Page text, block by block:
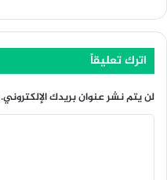
اترك تعليقاً
لن يتم نشر عنوان بريدك الإلكتروني.